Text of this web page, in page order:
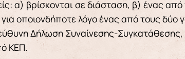
α) βρίσκονται σε διάσταση, β) ένας από
οποιονδήποτε λόγο ένας από τους δύο
Δήλωση Συναίνεσης-
ΚΕΠ.